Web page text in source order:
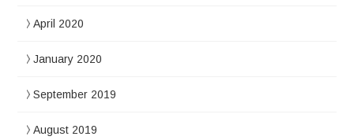
April 2020
January 2020
September 2019
August 2019